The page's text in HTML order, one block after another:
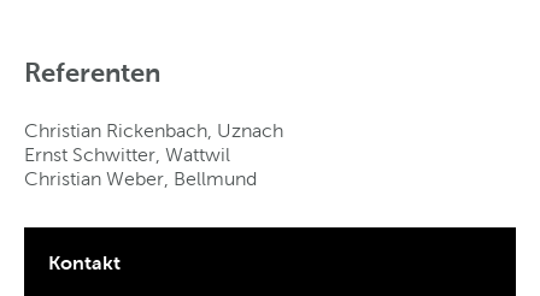
Referenten
Christian Rickenbach, Uznach
Ernst Schwitter, Wattwil
Christian Weber, Bellmund
Kontakt